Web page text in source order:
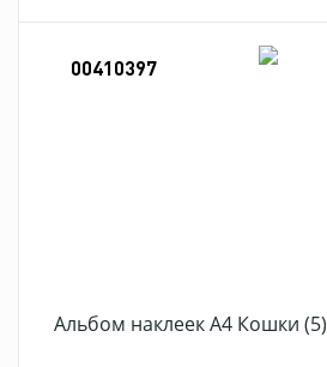
00410397
Альбом наклеек А4 Кошки (5)